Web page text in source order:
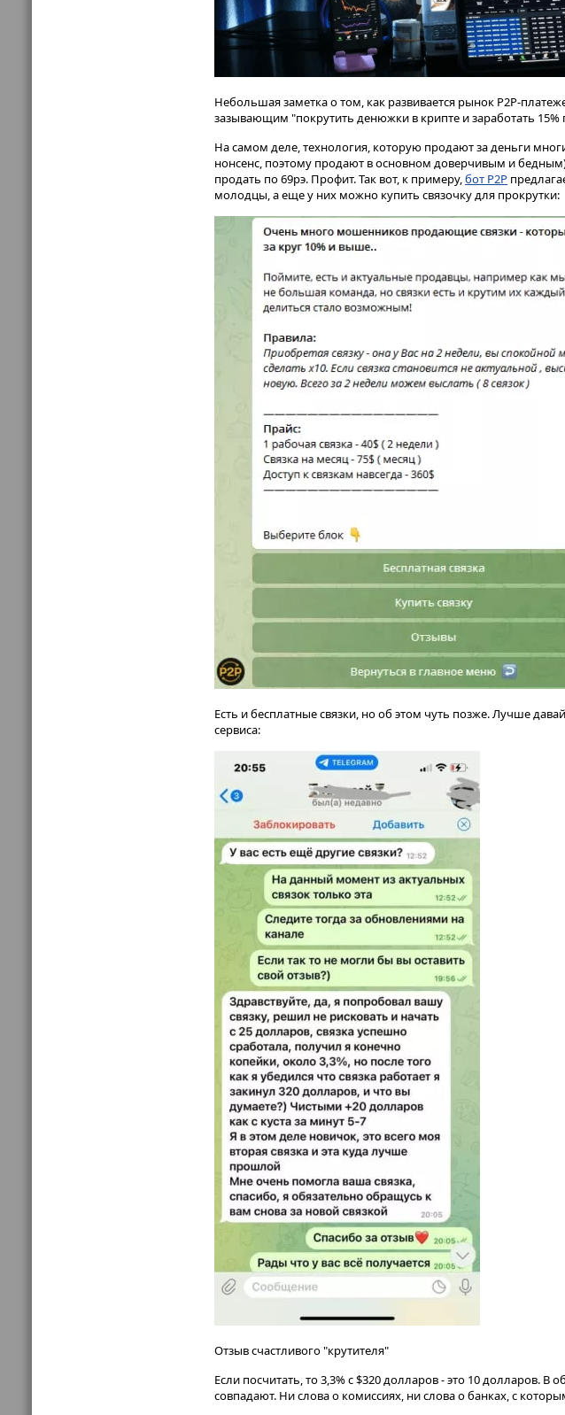
Небольшая заметка о том, как развивается рынок P2P-
зазывающим "покрутить денюжки в крипте и заработать 15%
На самом деле, технология, которую продают за деньги
нонсенс, поэтому продают в основном доверчивым и
продать по 69рэ. Профит. Так вот, к примеру,бот P2P
молодцы, а еще у них можно купить связочку для прокрутки:
Есть и бесплатные связки, но об этом чуть позже. Лучше
сервиса:
Отзыв счастливого "крутителя"
Если посчитать, то 3,3% с $320 долларов - это 10 долларов.
совпадают. Ни слова о комиссиях, ни слова о банках, с